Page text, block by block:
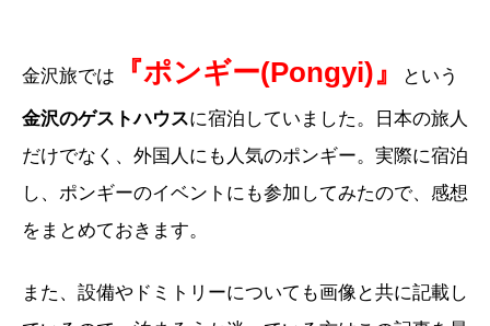
金沢旅では 『ポンギー(Pongyi)』 という
金沢のゲストハウスに宿泊していました。日本の旅人
だけでなく、外国人にも人気のポンギー。実際に宿泊
し、ポンギーのイベントにも参加してみたので、感想
をまとめておきます。
また、設備やドミトリーについても画像と共に記載し